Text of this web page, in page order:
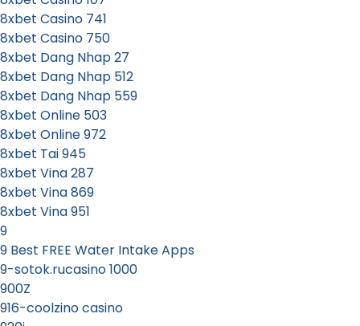
8xbet Casino 741
8xbet Casino 750
8xbet Dang Nhap 27
8xbet Dang Nhap 512
8xbet Dang Nhap 559
8xbet Online 503
8xbet Online 972
8xbet Tai 945
8xbet Vina 287
8xbet Vina 869
8xbet Vina 951
9
9 Best FREE Water Intake Apps
9-sotok.rucasino 1000
900Z
916-coolzino casino